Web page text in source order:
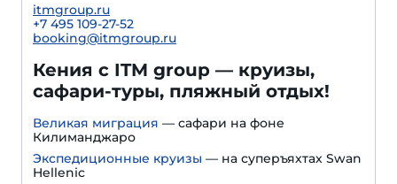
itmgroup.ru
+7 495 109-27-52
booking@itmgroup.ru
Кения с ITM group — круизы,
сафари-туры, пляжный отдых!
Великая миграция — сафари на фоне
Килиманджаро
Экспедиционные круизы — на суперъяхтах Swan
Hellenic